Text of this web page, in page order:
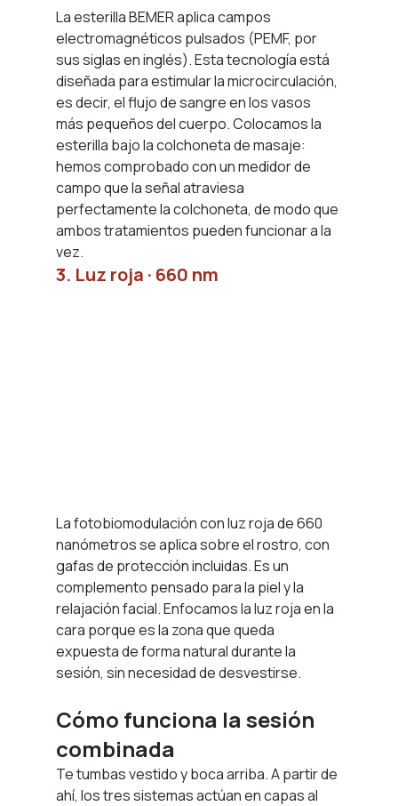
La esterilla BEMER aplica campos
electromagnéticos pulsados (PEMF, por
sus siglas en inglés). Esta tecnología está
diseñada para estimular la microcirculación,
es decir, el flujo de sangre en los vasos
más pequeños del cuerpo. Colocamos la
esterilla bajo la colchoneta de masaje:
hemos comprobado con un medidor de
campo que la señal atraviesa
perfectamente la colchoneta, de modo que
ambos tratamientos pueden funcionar a la
vez.
3. Luz roja · 660 nm
La fotobiomodulación con luz roja de 660
nanómetros se aplica sobre el rostro, con
gafas de protección incluidas. Es un
complemento pensado para la piel y la
relajación facial. Enfocamos la luz roja en la
cara porque es la zona que queda
expuesta de forma natural durante la
sesión, sin necesidad de desvestirse.
Cómo funciona la sesión
combinada
Te tumbas vestido y boca arriba. A partir de
ahí, los tres sistemas actúan en capas al